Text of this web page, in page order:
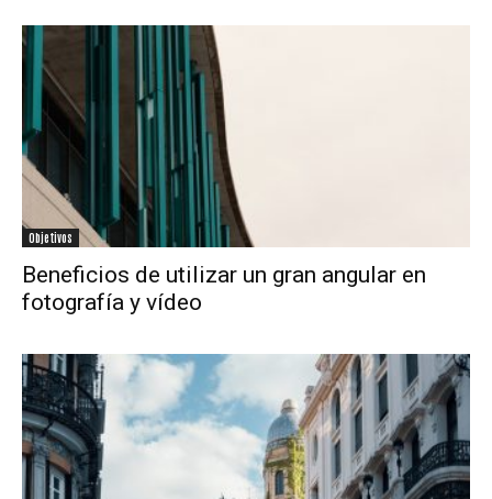
Objetivos
Beneficios de utilizar un gran angular en
fotografía y vídeo